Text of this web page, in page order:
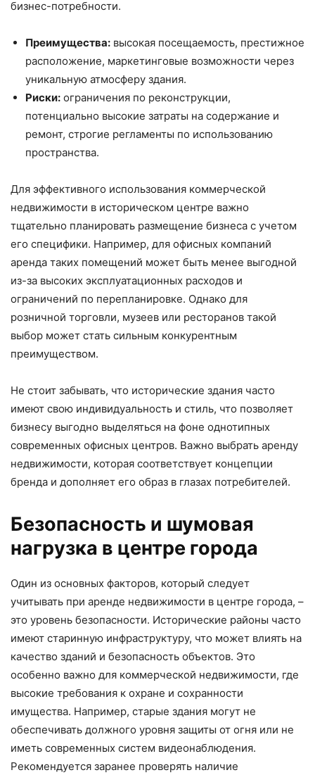
бизнес-потребности.
Преимущества: высокая посещаемость, престижное
расположение, маркетинговые возможности через
уникальную атмосферу здания.
Риски: ограничения по реконструкции,
потенциально высокие затраты на содержание и
ремонт, строгие регламенты по использованию
пространства.
Для эффективного использования коммерческой
недвижимости в историческом центре важно
тщательно планировать размещение бизнеса с учетом
его специфики. Например, для офисных компаний
аренда таких помещений может быть менее выгодной
из-за высоких эксплуатационных расходов и
ограничений по перепланировке. Однако для
розничной торговли, музеев или ресторанов такой
выбор может стать сильным конкурентным
преимуществом.
Не стоит забывать, что исторические здания часто
имеют свою индивидуальность и стиль, что позволяет
бизнесу выгодно выделяться на фоне однотипных
современных офисных центров. Важно выбрать аренду
недвижимости, которая соответствует концепции
бренда и дополняет его образ в глазах потребителей.
Безопасность и шумовая
нагрузка в центре города
Один из основных факторов, который следует
учитывать при аренде недвижимости в центре города, –
это уровень безопасности. Исторические районы часто
имеют старинную инфраструктуру, что может влиять на
качество зданий и безопасность объектов. Это
особенно важно для коммерческой недвижимости, где
высокие требования к охране и сохранности
имущества. Например, старые здания могут не
обеспечивать должного уровня защиты от огня или не
иметь современных систем видеонаблюдения.
Рекомендуется заранее проверять наличие